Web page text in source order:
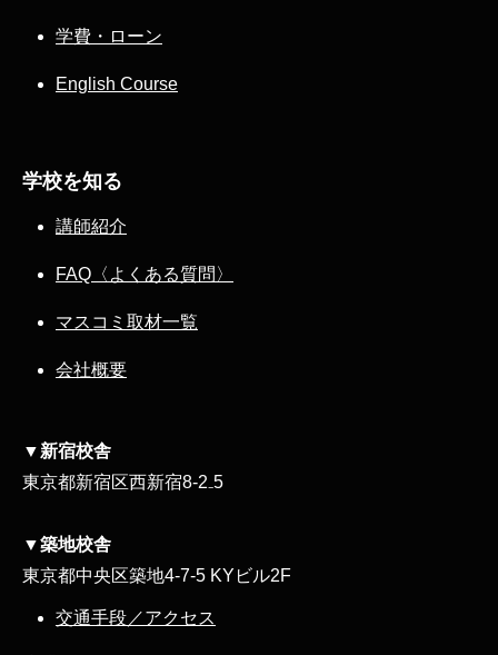
学費・ローン
English Course
学校を知る
講師紹介
FAQ〈よくある質問〉
マスコミ取材一覧
会社概要
▼新宿校舎
東京都新宿区西新宿8‐2₋5
▼築地校舎
東京都中央区築地4-7-5 KYビル2F
交通手段／アクセス